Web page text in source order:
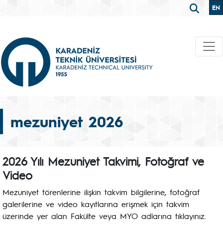
EN
mezuniyet 2026
2026 Yılı Mezuniyet Takvimi, Fotoğraf ve
Video
Mezuniyet törenlerine ilişkin takvim bilgilerine, fotoğraf
galerilerine ve video kayıtlarına erişmek için takvim
üzerinde yer alan Fakülte veya MYO adlarına tıklayınız.